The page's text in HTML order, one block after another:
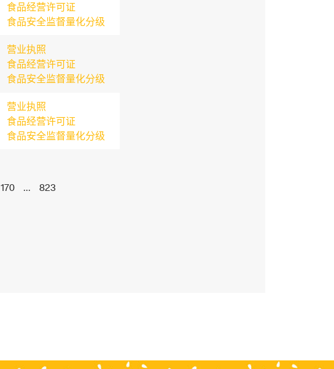
食品经营许可证
食品安全监督量化分级
营业执照
食品经营许可证
食品安全监督量化分级
营业执照
食品经营许可证
食品安全监督量化分级
170 ... 823